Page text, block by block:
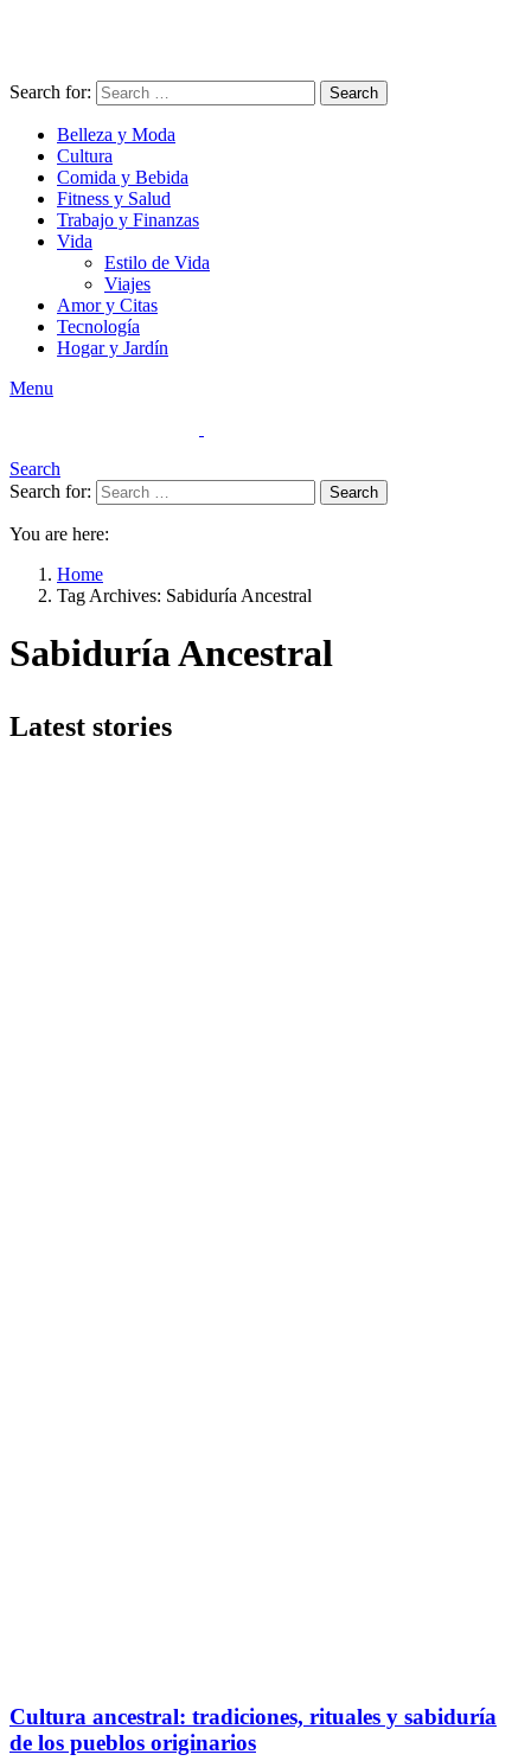
Search for: Search
Belleza y Moda
Cultura
Comida y Bebida
Fitness y Salud
Trabajo y Finanzas
Vida
Estilo de Vida
Viajes
Amor y Citas
Tecnología
Hogar y Jardín
Menu
Search
Search for:
Search
You are here:
Home
Tag Archives: Sabiduría Ancestral
Sabiduría Ancestral
Latest stories
Cultura ancestral: tradiciones, rituales y sabiduría
de los pueblos originarios